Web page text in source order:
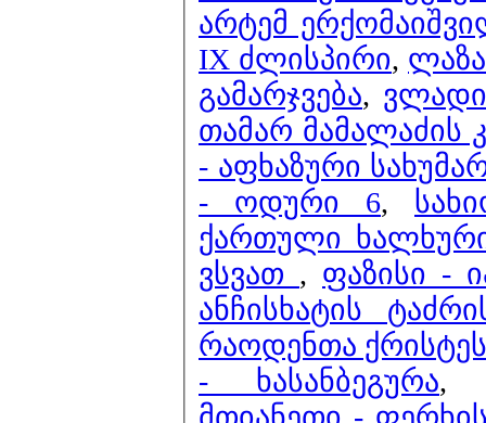
არტემ
IX ძლისპირი,
გამარჯვება,
თამარ მამალაძის
- აფხაზური
- ოდური 6,
ქართული
ვსვათ , ფაზისი -
ანჩისხატის
რაოდენთა
- ხასანბეგურა